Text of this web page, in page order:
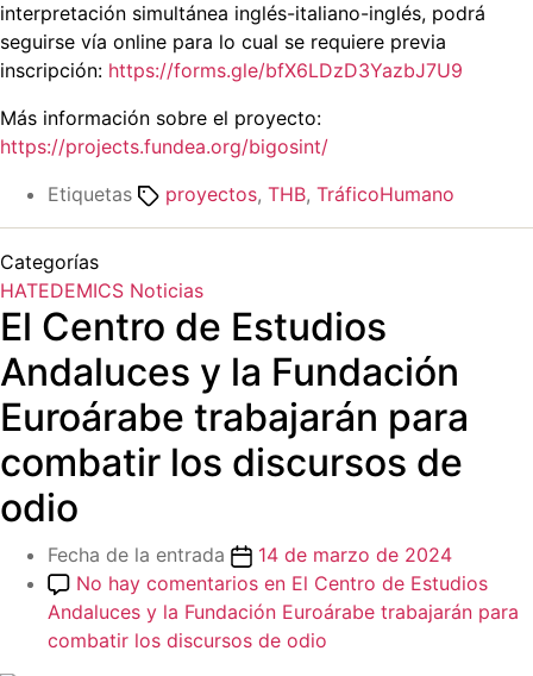
interpretación simultánea inglés-italiano-inglés, podrá
seguirse vía online para lo cual se requiere previa
inscripción: https://forms.gle/bfX6LDzD3YazbJ7U9
Más información sobre el proyecto:
https://projects.fundea.org/bigosint/
Etiquetas
proyectos, THB, TráficoHumano
Categorías
HATEDEMICS Noticias
El Centro de Estudios
Andaluces y la Fundación
Euroárabe trabajarán para
combatir los discursos de
odio
Fecha de la entrada
14 de marzo de 2024
No hay comentarios en El Centro de Estudios
Andaluces y la Fundación Euroárabe trabajarán para
combatir los discursos de odio